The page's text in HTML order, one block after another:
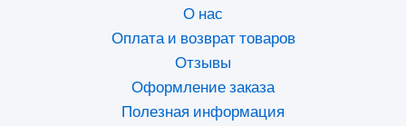
О нас
Оплата и возврат товаров
Отзывы
Оформление заказа
Полезная информация